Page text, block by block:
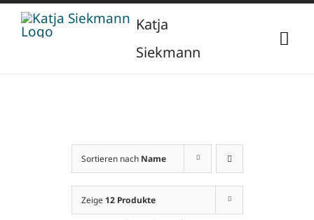
Zum
Inhalt
Katja
Siekmann
Berufliche Vita
Verlag
Sortieren nach Name
Zeige 12 Produkte